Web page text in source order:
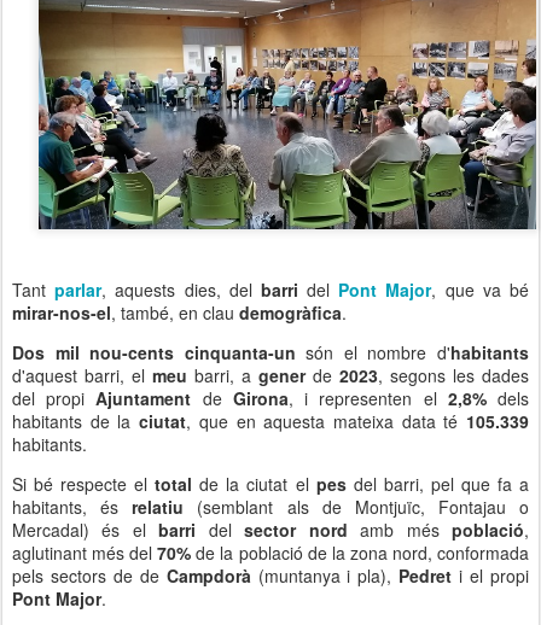
Tantparlar, aquests dies, del barridel Pont Major, que va bé
mirar-nos-el, també, en clau demogràfica.
Dos mil nou-cents cinquanta-un són el nombre d'habitants
d'aquest barri, el meu barri, a gener de 2023, segons les dades
del propiAjuntament de Girona, i representen el 2,8%dels
habitants de laciutat, que en aquesta mateixa data té 105.339
habitants.
Si bé respecte eltotalde la ciutat el pes del barri, pel que fa a
habitants, ésrelatiu (semblant als de Montjuïc, Fontajau o
Mercadal) és elbarri delsector nordamb méspoblació,
aglutinant més del 70% de la població de la zona nord, conformada
pels sectors de de Campdorà (muntanya i pla), Pedreti el propi
Pont Major.